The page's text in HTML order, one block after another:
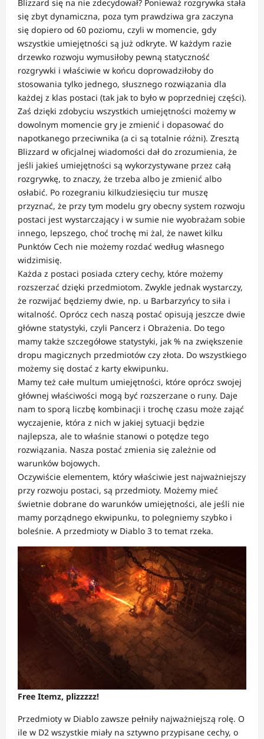
Blizzard się na nie zdecydował? Ponieważ rozgrywka stała
się zbyt dynamiczna, poza tym prawdziwa gra zaczyna
się dopiero od 60 poziomu, czyli w momencie, gdy
wszystkie umiejętności są już odkryte. W każdym razie
drzewko rozwoju wymusiłoby pewną statyczność
rozgrywki i właściwie w końcu doprowadziłoby do
stosowania tylko jednego, słusznego rozwiązania dla
każdej z klas postaci (tak jak to było w poprzedniej części).
Zaś dzięki zdobyciu wszystkich umiejętności możemy w
dowolnym momencie gry je zmienić i dopasować do
napotkanego przeciwnika (a ci są totalnie różni). Zresztą
Blizzard w oficjalnej wiadomości dał do zrozumienia, że
jeśli jakieś umiejętności są wykorzystywane przez całą
rozgrywkę, to znaczy, że trzeba albo je zmienić albo
osłabić. Po rozegraniu kilkudziesięciu tur muszę
przyznać, że przy tym modelu gry obecny system rozwoju
postaci jest wystarczający i w sumie nie wyobrażam sobie
innego, lepszego, choć trochę mi żal, że nawet kilku
Punktów Cech nie możemy rozdać według własnego
widzimisię.
Każda z postaci posiada cztery cechy, które możemy
rozszerzać dzięki przedmiotom. Zwykle jednak wystarczy,
że rozwijać będziemy dwie, np. u Barbarzyńcy to siła i
witalność. Oprócz cech naszą postać opisują jeszcze dwie
główne statystyki, czyli Pancerz i Obrażenia. Do tego
mamy także szczegółowe statystyki, jak % na zwiększenie
dropu magicznych przedmiotów czy złota. Do wszystkiego
możemy się dostać z karty ekwipunku.
Mamy też całe multum umiejętności, które oprócz swojej
głównej właściwości mogą być rozszerzane o runy. Daje
nam to sporą liczbę kombinacji i trochę czasu może zająć
wyczajenie, która z nich w jakiej sytuacji będzie
najlepsza, ale to właśnie stanowi o potędze tego
rozwiązania. Nasza postać zmienia się zależnie od
warunków bojowych.
Oczywiście elementem, który właściwie jest najważniejszy
przy rozwoju postaci, są przedmioty. Możemy mieć
świetnie dobrane do warunków umiejętności, ale jeśli nie
mamy porządnego ekwipunku, to polegniemy szybko i
boleśnie. A przedmioty w Diablo 3 to temat rzeka.
Free Itemz, plizzzzz!
Przedmioty w Diablo zawsze pełniły najważniejszą rolę. O
ile w D2 wszystkie miały na sztywno przypisane cechy, o